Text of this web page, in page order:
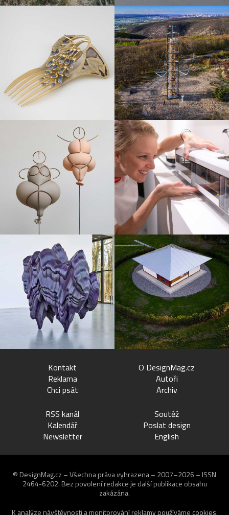
Kontakt
Reklama
Chci psát
O DesignMag.cz
Autoři
Archiv
RSS kanál
Kalendář
Newsletter
Soutěž
Poslat design
English
© DesignMag.cz – Všechna práva vyhrazena – 2007–2026 – ISSN
2464-6202. Bez povolení redakce je další publikace obsahu
zakázána.
K analýze návštěvnosti a monitorování reklamy používáme cookies.